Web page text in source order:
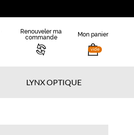
Renouveler ma
commande
vide
Mon panier
LYNX OPTIQUE